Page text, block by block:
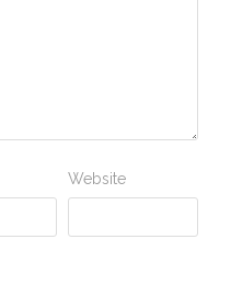
Website